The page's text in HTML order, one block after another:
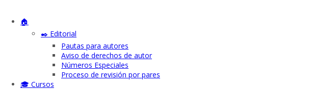
🏠
✒️ Editorial
Pautas para autores
Aviso de derechos de autor
Números Especiales
Proceso de revisión por pares
🎓 Cursos